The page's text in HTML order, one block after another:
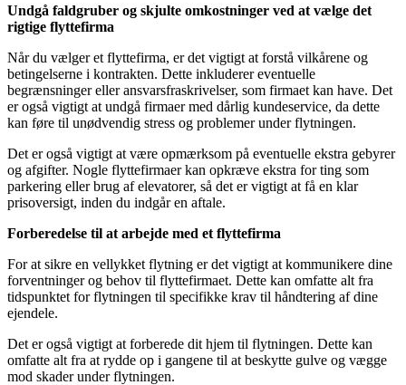
Undgå faldgruber og skjulte omkostninger ved at vælge det
rigtige flyttefirma
Når du vælger et flyttefirma, er det vigtigt at forstå vilkårene og
betingelserne i kontrakten. Dette inkluderer eventuelle
begrænsninger eller ansvarsfraskrivelser, som firmaet kan have. Det
er også vigtigt at undgå firmaer med dårlig kundeservice, da dette
kan føre til unødvendig stress og problemer under flytningen.
Det er også vigtigt at være opmærksom på eventuelle ekstra gebyrer
og afgifter. Nogle flyttefirmaer kan opkræve ekstra for ting som
parkering eller brug af elevatorer, så det er vigtigt at få en klar
prisoversigt, inden du indgår en aftale.
Forberedelse til at arbejde med et flyttefirma
For at sikre en vellykket flytning er det vigtigt at kommunikere dine
forventninger og behov til flyttefirmaet. Dette kan omfatte alt fra
tidspunktet for flytningen til specifikke krav til håndtering af dine
ejendele.
Det er også vigtigt at forberede dit hjem til flytningen. Dette kan
omfatte alt fra at rydde op i gangene til at beskytte gulve og vægge
mod skader under flytningen.